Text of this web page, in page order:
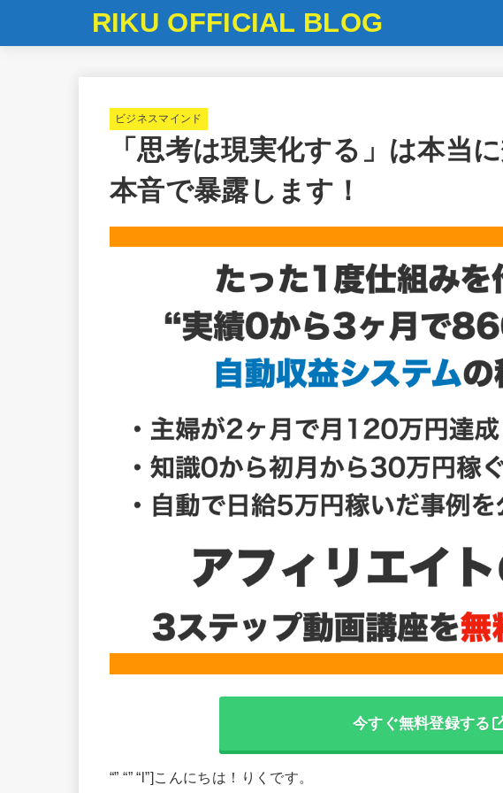
RIKU OFFICIAL BLOG
ビジネスマインド
「思考は現実化する」は本当
本音で暴露します！
今すぐ無料登録する
“” “” “l”]こんにちは！りくです。